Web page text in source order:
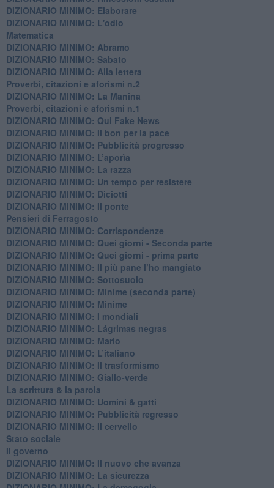
DIZIONARIO MINIMO: Elaborare
DIZIONARIO MINIMO: L'odio
​Matematica
DIZIONARIO MINIMO: Abramo
DIZIONARIO MINIMO: Sabato
​DIZIONARIO MINIMO: Alla lettera
Proverbi, citazioni e aforismi n.2
DIZIONARIO MINIMO: La Manina
​Proverbi, citazioni e aforismi n.1
DIZIONARIO MINIMO: Qui Fake News
DIZIONARIO MINIMO: ​Il bon per la pace
DIZIONARIO MINIMO: Pubblicità progresso
DIZIONARIO MINIMO: L’aporìa
DIZIONARIO MINIMO: La razza
DIZIONARIO MINIMO: Un tempo per resistere
DIZIONARIO MINIMO: Diciotti
DIZIONARIO MINIMO: Il ponte
Pensieri di Ferragosto
DIZIONARIO MINIMO: Corrispondenze
DIZIONARIO MINIMO: Quei giorni - Seconda parte
DIZIONARIO MINIMO: Quei giorni - prima parte
DIZIONARIO MINIMO: Il più pane l’ho mangiato
DIZIONARIO MINIMO: Sottosuolo
DIZIONARIO MINIMO: Minime (seconda parte)
DIZIONARIO MINIMO: Minime
DIZIONARIO MINIMO: ​I mondiali
DIZIONARIO MINIMO: ​Lágrimas negras
DIZIONARIO MINIMO: Mario
DIZIONARIO MINIMO: L’italiano
DIZIONARIO MINIMO: Il trasformismo
DIZIONARIO MINIMO: Giallo-verde
La scrittura & la parola
​DIZIONARIO MINIMO: Uomini & gatti
DIZIONARIO MINIMO: ​Pubblicità regresso
DIZIONARIO MINIMO: Il cervello
Stato sociale
Il governo
DIZIONARIO MINIMO: Il nuovo che avanza
DIZIONARIO MINIMO: La sicurezza